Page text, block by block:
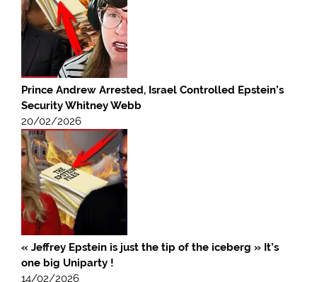
Prince Andrew Arrested, Israel Controlled Epstein’s
Security Whitney Webb
20/02/2026
« Jeffrey Epstein is just the tip of the iceberg » It’s
one big Uniparty !
14/02/2026